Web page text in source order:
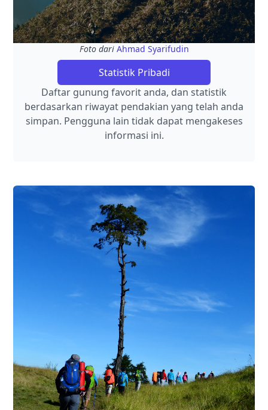
Foto dari Ahmad Syarifudin
Statistik Pribadi
Daftar gunung favorit anda, dan statistik
berdasarkan riwayat pendakian yang telah anda
simpan. Pengguna lain tidak dapat mengakeses
informasi ini.